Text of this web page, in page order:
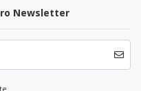
Newsletter